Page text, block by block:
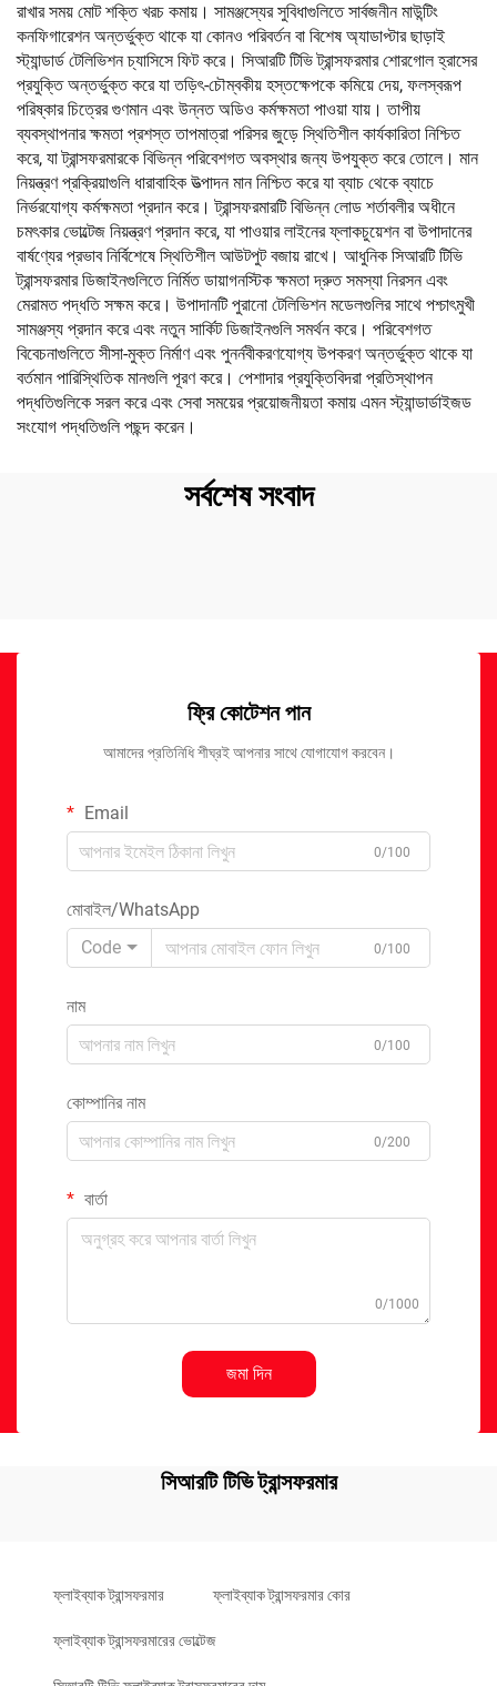
রাখার সময় মোট শক্তি খরচ কমায়। সামঞ্জস্যের সুবিধাগুলিতে সার্বজনীন মাউন্টিং
কনফিগারেশন অন্তর্ভুক্ত থাকে যা কোনও পরিবর্তন বা বিশেষ অ্যাডাপ্টার ছাড়াই
স্ট্যান্ডার্ড টেলিভিশন চ্যাসিসে ফিট করে। সিআরটি টিভি ট্রান্সফরমার শোরগোল হ্রাসের
প্রযুক্তি অন্তর্ভুক্ত করে যা তড়িৎ-চৌম্বকীয় হস্তক্ষেপকে কমিয়ে দেয়, ফলস্বরূপ
পরিষ্কার চিত্রের গুণমান এবং উন্নত অডিও কর্মক্ষমতা পাওয়া যায়। তাপীয়
ব্যবস্থাপনার ক্ষমতা প্রশস্ত তাপমাত্রা পরিসর জুড়ে স্থিতিশীল কার্যকারিতা নিশ্চিত
করে, যা ট্রান্সফরমারকে বিভিন্ন পরিবেশগত অবস্থার জন্য উপযুক্ত করে তোলে। মান
নিয়ন্ত্রণ প্রক্রিয়াগুলি ধারাবাহিক উত্পাদন মান নিশ্চিত করে যা ব্যাচ থেকে ব্যাচে
নির্ভরযোগ্য কর্মক্ষমতা প্রদান করে। ট্রান্সফরমারটি বিভিন্ন লোড শর্তাবলীর অধীনে
চমৎকার ভোল্টেজ নিয়ন্ত্রণ প্রদান করে, যা পাওয়ার লাইনের ফ্লাকচুয়েশন বা উপাদানের
বার্ষণ্যের প্রভাব নির্বিশেষে স্থিতিশীল আউটপুট বজায় রাখে। আধুনিক সিআরটি টিভি
ট্রান্সফরমার ডিজাইনগুলিতে নির্মিত ডায়াগনস্টিক ক্ষমতা দ্রুত সমস্যা নিরসন এবং
মেরামত পদ্ধতি সক্ষম করে। উপাদানটি পুরানো টেলিভিশন মডেলগুলির সাথে পশ্চাৎমুখী
সামঞ্জস্য প্রদান করে এবং নতুন সার্কিট ডিজাইনগুলি সমর্থন করে। পরিবেশগত
বিবেচনাগুলিতে সীসা-মুক্ত নির্মাণ এবং পুনর্নবীকরণযোগ্য উপকরণ অন্তর্ভুক্ত থাকে যা
বর্তমান পারিস্থিতিক মানগুলি পূরণ করে। পেশাদার প্রযুক্তিবিদরা প্রতিস্থাপন
পদ্ধতিগুলিকে সরল করে এবং সেবা সময়ের প্রয়োজনীয়তা কমায় এমন স্ট্যান্ডার্ডাইজড
সংযোগ পদ্ধতিগুলি পছন্দ করেন।
সর্বশেষ সংবাদ
ফ্রি কোটেশন পান
আমাদের প্রতিনিধি শীঘ্রই আপনার সাথে যোগাযোগ করবেন।
Email
0/100
মোবাইল/WhatsApp
Code
0/100
নাম
0/100
কোম্পানির নাম
0/200
বার্তা
0/1000
জমা দিন
সিআরটি টিভি ট্রান্সফরমার
ফ্লাইব্যাক ট্রান্সফরমার ফ্লাইব্যাক ট্রান্সফরমার কোর
ফ্লাইব্যাক ট্রান্সফরমারের ভোল্টেজ